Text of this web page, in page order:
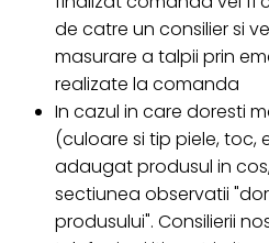
de catre un consilier si
masurare a talpii prin
realizate la comanda
In cazul in care doresti
(culoare si tip piele, toc,
adaugat produsul in
sectiunea observatii
produsului". Consilierii